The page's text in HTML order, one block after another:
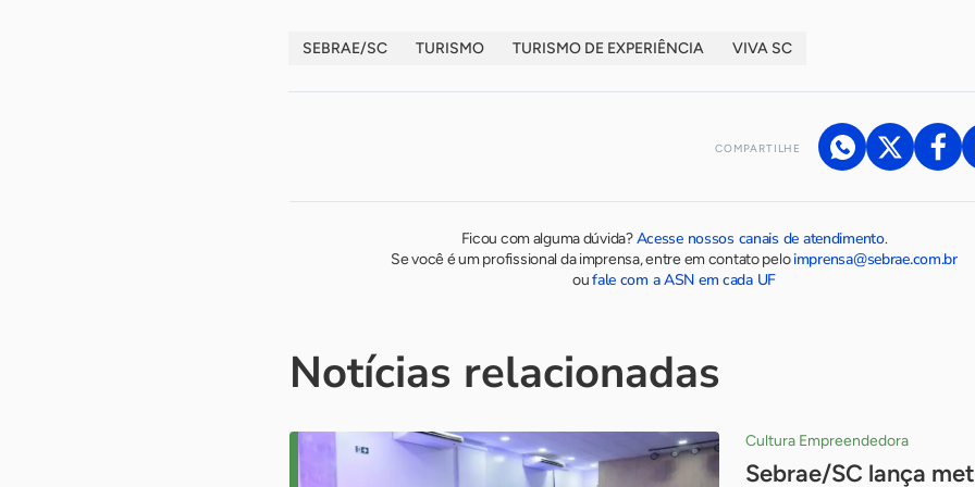
SEBRAE/SC TURISMO TURISMO DE EXPERIÊNCIA VIVA SC
COMPARTILHE
Ficou com alguma dúvida?Acesse nossos canais de atendimento.
Se você é um profissional da imprensa, entre em contato peloimprensa@sebrae.com.br
oufale com a ASN em cada UF
Notícias relacionadas
Cultura Empreendedora
Sebrae/SC lança